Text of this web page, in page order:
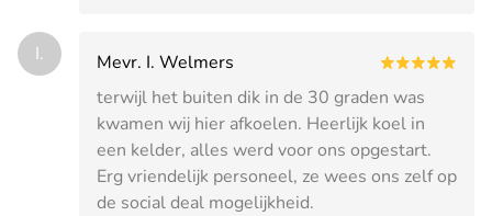
I.
Mevr. I. Welmers
terwijl het buiten dik in de 30 graden was
kwamen wij hier afkoelen. Heerlijk koel in
een kelder, alles werd voor ons opgestart.
Erg vriendelijk personeel, ze wees ons zelf op
de social deal mogelijkheid.